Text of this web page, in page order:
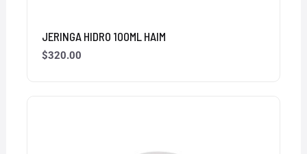
JERINGA HIDRO 100ML HAIM
$320.00